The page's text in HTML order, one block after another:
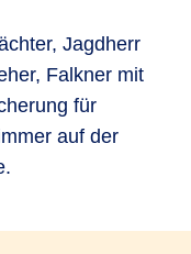
Jagdherr
Falkner mit
für
auf der